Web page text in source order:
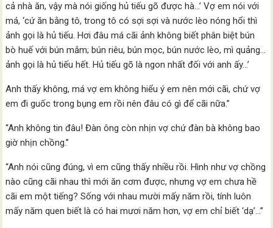
cả nhà ăn, vậy mà nói giống hủ tiếu gõ được hà…’ Vợ em nói với
má, ‘cứ ăn bằng tô, trong tô có sợi sợi và nước lèo nóng hổi thì
ảnh gọi là hủ tiếu. Hơi đâu má cãi ảnh không biết phân biệt bún
bò huế với bún mắm; bún riêu, bún mọc, bún nước lèo, mì quảng…
ảnh gọi là hủ tiếu hết. Hủ tiếu gõ là ngon nhất đối với anh ấy…’
Anh thấy không, má vợ em không hiểu ý em nên mới cãi, chứ vợ
em đi guốc trong bụng em rồi nên đâu có gì để cãi nữa.”
“Anh không tin đâu! Đàn ông còn nhịn vợ chứ đàn bà không bao
giờ nhịn chồng.”
“Anh nói cũng đúng, vì em cũng thấy nhiều rồi. Hình như vợ chồng
nào cũng cãi nhau thì mới ăn cơm được, nhưng vợ em chưa hề
cãi em một tiếng? Sống với nhau mười mấy năm rồi, tính luôn
mấy năm quen biết là có hai mươi năm hơn, vợ em chỉ biết ‘dạ’…”